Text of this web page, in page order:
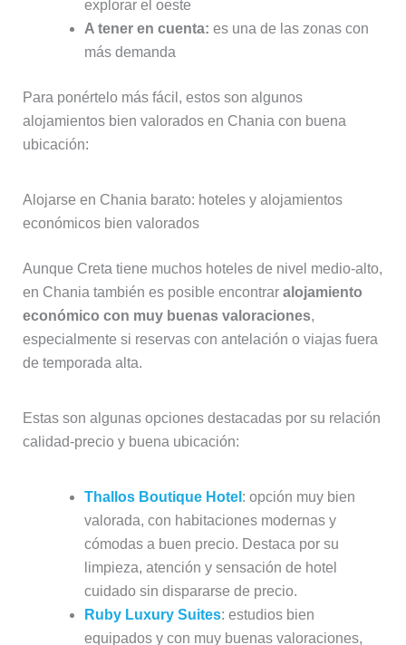
explorar el oeste
A tener en cuenta: es una de las zonas con
más demanda
Para ponértelo más fácil, estos son algunos
alojamientos bien valorados en Chania con buena
ubicación:
Alojarse en Chania barato: hoteles y alojamientos
económicos bien valorados
Aunque Creta tiene muchos hoteles de nivel medio-alto,
en Chania también es posible encontrar alojamiento
económico con muy buenas valoraciones,
especialmente si reservas con antelación o viajas fuera
de temporada alta.
Estas son algunas opciones destacadas por su relación
calidad-precio y buena ubicación:
Thallos Boutique Hotel : opción muy bien
valorada, con habitaciones modernas y
cómodas a buen precio. Destaca por su
limpieza, atención y sensación de hotel
cuidado sin dispararse de precio.
Ruby Luxury Suites: estudios bien
equipados y con muy buenas valoraciones,